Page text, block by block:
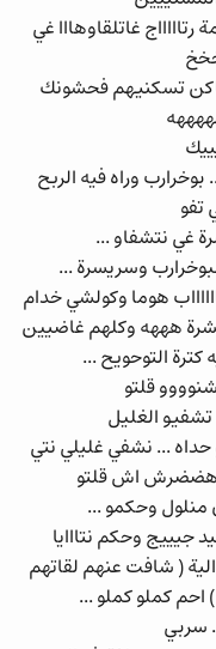
رتاااااج غاتلقاوهااا غي
تسكنيهم فحشونك
بوخرارب وراه فيه الربح
تفو
غي نتشفاو ...
وسريسرة ...
هوما وكولشي خدام
هههه وكلهم غاضيين
كترة التوحويح ...
قلتو
تشفيو الغليل
حداه ... نشفي غليلي نتي
هضضرش اش قلتو
منلول وحكمو ...
جيييج وحكم نتااايا
( شافت عنهم لقاتهم
كملو كملو ...
سربي